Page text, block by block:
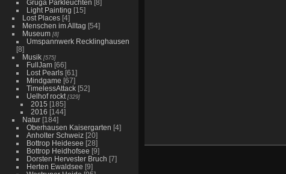
Gruga Parkleuchten [8]
Light Painting [15]
Lost Places [4]
Menschen im Alltag [54]
Museum [8]
Umspannwerk Recklinghausen
[8]
Musik [575]
FullJam [66]
Lost Pearls [61]
Mindgame [67]
TimelessAttack [52]
Uelhof rockt [329]
2015 [185]
2016 [144]
Natur [184]
Oberhausen Kaisergarten [4]
Anholter Schweiz [20]
Bottrop Heidesee [28]
Bottrop Heidhofsee [9]
Dorsten Hervester Bruch [7]
Herten Ewaldsee [9]